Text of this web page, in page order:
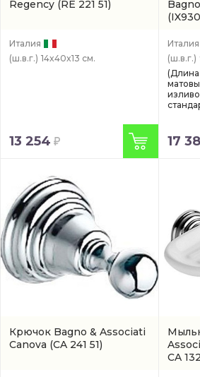
Regency (RE 221 51)
Италия
(ш.в.г.) 14x40x13 см.
13 254
Италия
(ш.в.г.)
(Длина
17
Крючок Bagno & Associati
Canova (CA 241 51)
CA